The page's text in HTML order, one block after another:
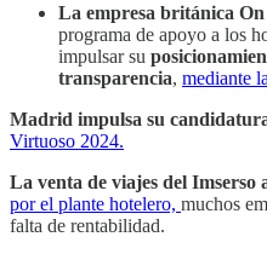
La empresa británica On
programa de apoyo a los
impulsar su
transparencia, mediante
Madrid impulsa su
Virtuoso 2024.
La venta de viajes del Imserso
por el plante hotelero, muchos
falta de rentabilidad.